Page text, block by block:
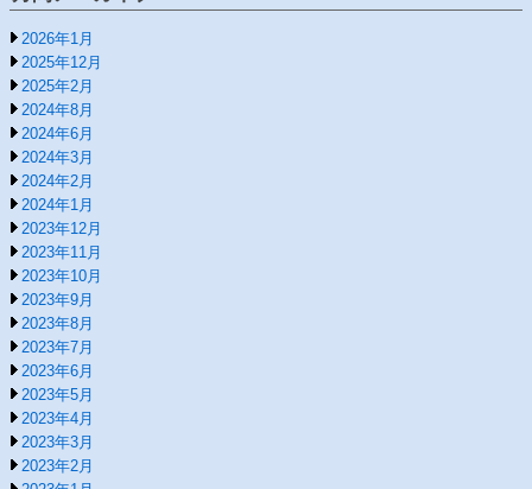
2026年1月
2025年12月
2025年2月
2024年8月
2024年6月
2024年3月
2024年2月
2024年1月
2023年12月
2023年11月
2023年10月
2023年9月
2023年8月
2023年7月
2023年6月
2023年5月
2023年4月
2023年3月
2023年2月